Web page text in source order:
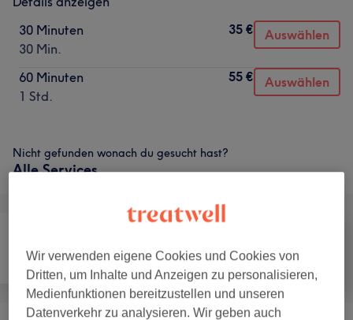
30 Minuten
30 Min.
35 € Auswählen
60 Minuten
1 Std.
55 € Auswählen
Nicht gefunden wonach du gesucht hast?
Alle Services
Nägel Gesicht Massage
Wir verwenden eigene Cookies und Cookies von
Dritten, um Inhalte und Anzeigen zu personalisieren,
Medienfunktionen bereitzustellen und unseren
Datenverkehr zu analysieren. Wir geben auch